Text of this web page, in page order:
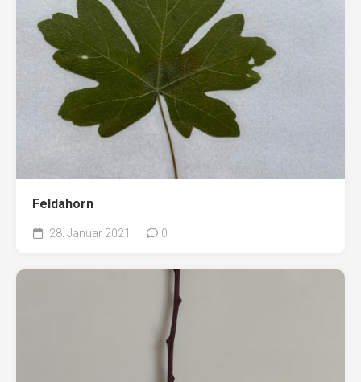
Feldahorn
28. Januar 2021 0